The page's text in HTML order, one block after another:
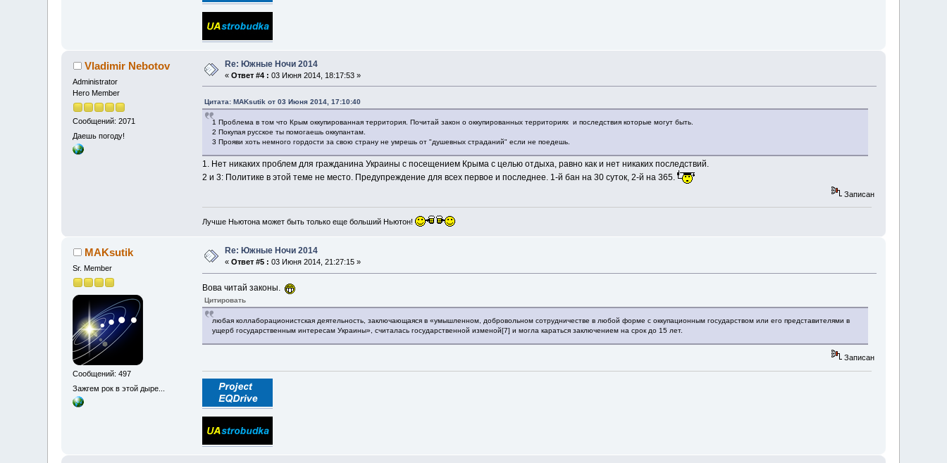
Vladimir Nebotov
Administrator
Hero Member
Сообщений: 2071
Даешь погоду!
Re: Южные Ночи 2014
«Ответ #4 : 03 Июня 2014, 18:17:53 »
Цитата: MAKsutik от 03 Июня 2014, 17:10:40
1 Проблема в том что Крым оккупированная территория. Почитай закон о оккупированных территориях и последствия которые могут быть.
2 Покупая русское ты помогаешь оккупантам.
3 Прояви хоть немного гордости за свою страну не умрешь от "душевных страданий" если не поедешь.
1. Нет никаких проблем для гражданина Украины с посещением Крыма с целью отдыха, равно как и нет никаких последствий.
2 и 3: Политике в этой теме не место. Предупреждение для всех первое и последнее. 1-й бан на 30 суток, 2-й на 365.
Записан
Лучше Ньютона может быть только еще больший Ньютон!
MAKsutik
Sr. Member
Сообщений: 497
Зажгем рок в этой дыре...
Re: Южные Ночи 2014
«Ответ #5 : 03 Июня 2014, 21:27:15 »
Вова читай законы.
Цитировать
любая коллаборационистская деятельность, заключающаяся в «умышленном, добровольном сотрудничестве в любой форме с оккупационным государством или его представителями в
ущерб государственным интересам Украины», считалась государственной изменой[7] и могла караться заключением на срок до 15 лет.
Записан